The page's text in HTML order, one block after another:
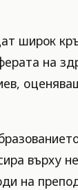
широк
на
върху
на